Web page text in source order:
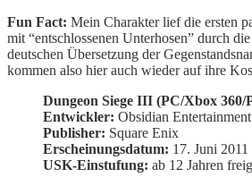
Fun Fact: Mein Charakter lief die ersten
mit “entschlossenen Unterhosen” durch
deutschen Übersetzung der
kommen also hier auch wieder auf ihre
Dungeon Siege III (PC/Xbox 360/
Entwickler: Obsidian Entertainment
Publisher: Square Enix
Erscheinungsdatum: 17. Juni 2011
USK-Einstufung: ab 12 Jahren